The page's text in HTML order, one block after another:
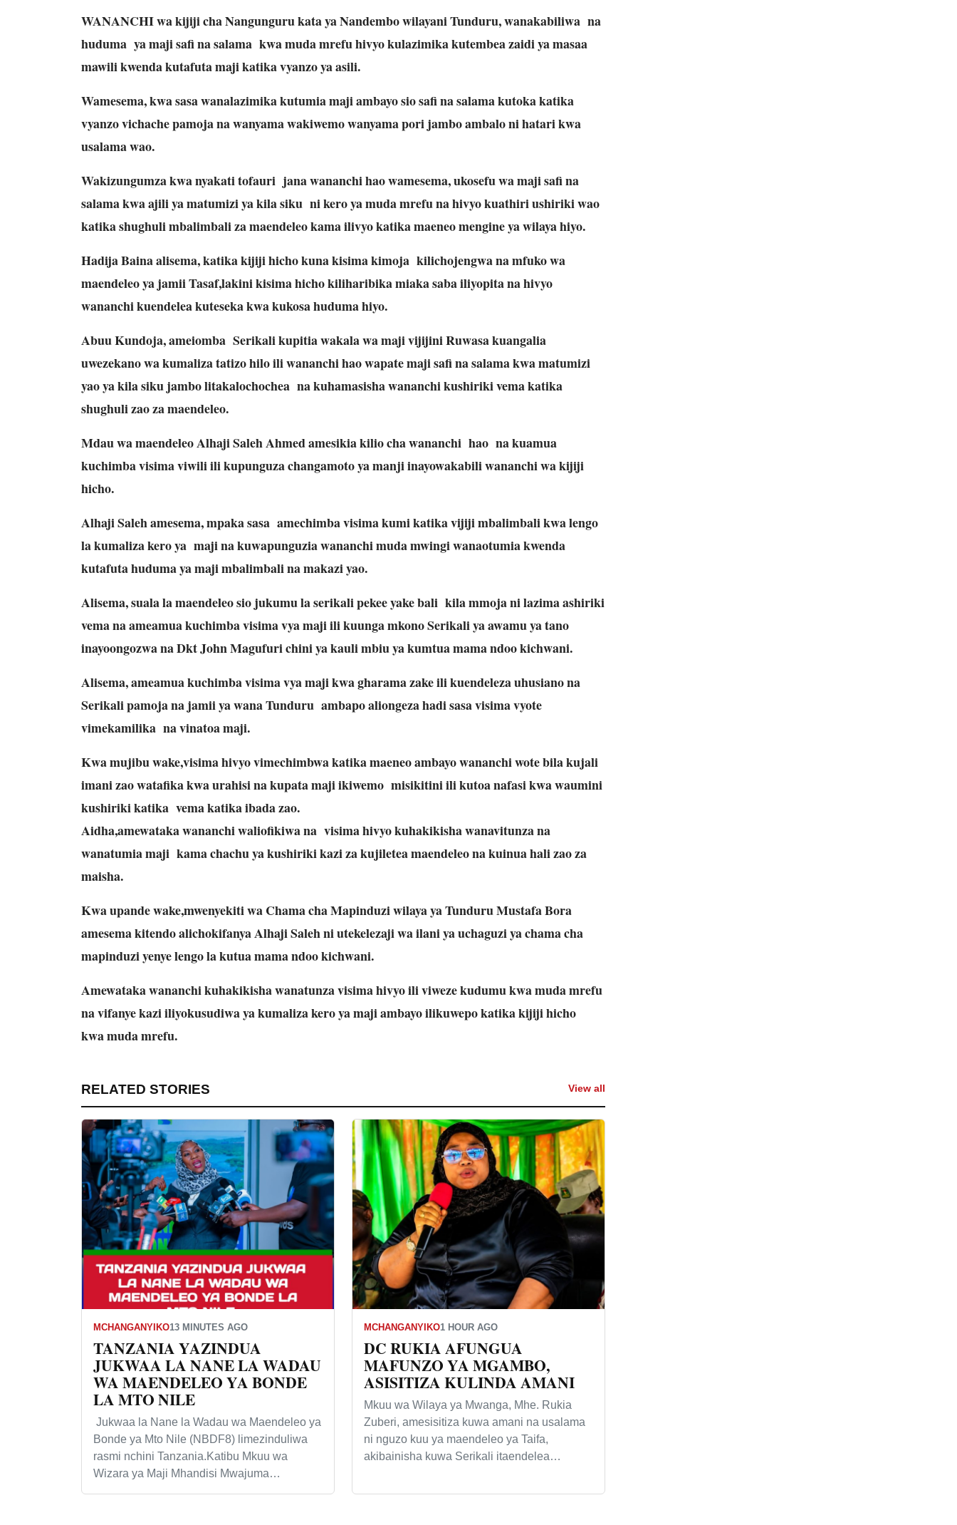
WANANCHI wa kijiji cha Nangunguru kata ya Nandembo wilayani Tunduru, wanakabiliwa na
huduma ya maji safi na salama kwa muda mrefu hivyo kulazimika kutembea zaidi ya masaa
mawili kwenda kutafuta maji katika vyanzo ya asili.
Wamesema, kwa sasa wanalazimika kutumia maji ambayo sio safi na salama kutoka katika
vyanzo vichache pamoja na wanyama wakiwemo wanyama pori jambo ambalo ni hatari kwa
usalama wao.
Wakizungumza kwa nyakati tofauri jana wananchi hao wamesema, ukosefu wa maji safi na
salama kwa ajili ya matumizi ya kila siku ni kero ya muda mrefu na hivyo kuathiri ushiriki wao
katika shughuli mbalimbali za maendeleo kama ilivyo katika maeneo mengine ya wilaya hiyo.
Hadija Baina alisema, katika kijiji hicho kuna kisima kimoja kilichojengwa na mfuko wa
maendeleo ya jamii Tasaf,lakini kisima hicho kiliharibika miaka saba iliyopita na hivyo
wananchi kuendelea kuteseka kwa kukosa huduma hiyo.
Abuu Kundoja, ameiomba Serikali kupitia wakala wa maji vijijini Ruwasa kuangalia
uwezekano wa kumaliza tatizo hilo ili wananchi hao wapate maji safi na salama kwa matumizi
yao ya kila siku jambo litakalochochea na kuhamasisha wananchi kushiriki vema katika
shughuli zao za maendeleo.
Mdau wa maendeleo Alhaji Saleh Ahmed amesikia kilio cha wananchi hao na kuamua
kuchimba visima viwili ili kupunguza changamoto ya manji inayowakabili wananchi wa kijiji
hicho.
Alhaji Saleh amesema, mpaka sasa amechimba visima kumi katika vijiji mbalimbali kwa lengo
la kumaliza kero ya maji na kuwapunguzia wananchi muda mwingi wanaotumia kwenda
kutafuta huduma ya maji mbalimbali na makazi yao.
Alisema, suala la maendeleo sio jukumu la serikali pekee yake bali kila mmoja ni lazima ashiriki
vema na ameamua kuchimba visima vya maji ili kuunga mkono Serikali ya awamu ya tano
inayoongozwa na Dkt John Magufuri chini ya kauli mbiu ya kumtua mama ndoo kichwani.
Alisema, ameamua kuchimba visima vya maji kwa gharama zake ili kuendeleza uhusiano na
Serikali pamoja na jamii ya wana Tunduru ambapo aliongeza hadi sasa visima vyote
vimekamilika na vinatoa maji.
Kwa mujibu wake,visima hivyo vimechimbwa katika maeneo ambayo wananchi wote bila kujali
imani zao watafika kwa urahisi na kupata maji ikiwemo misikitini ili kutoa nafasi kwa waumini
kushiriki katika vema katika ibada zao.
Aidha,amewataka wananchi waliofikiwa na visima hivyo kuhakikisha wanavitunza na
wanatumia maji kama chachu ya kushiriki kazi za kujiletea maendeleo na kuinua hali zao za
maisha.
Kwa upande wake,mwenyekiti wa Chama cha Mapinduzi wilaya ya Tunduru Mustafa Bora
amesema kitendo alichokifanya Alhaji Saleh ni utekelezaji wa ilani ya uchaguzi ya chama cha
mapinduzi yenye lengo la kutua mama ndoo kichwani.
Amewataka wananchi kuhakikisha wanatunza visima hivyo ili viweze kudumu kwa muda mrefu
na vifanye kazi iliyokusudiwa ya kumaliza kero ya maji ambayo ilikuwepo katika kijiji hicho
kwa muda mrefu.
RELATED STORIES View all
MCHANGANYIKO13 MINUTES AGO
TANZANIA YAZINDUA
JUKWAA LA NANE LA WADAU
WA MAENDELEO YA BONDE
LA MTO NILE
Jukwaa la Nane la Wadau wa Maendeleo ya
Bonde ya Mto Nile (NBDF8) limezinduliwa
rasmi nchini Tanzania.Katibu Mkuu wa
Wizara ya Maji Mhandisi Mwajuma…
MCHANGANYIKO1 HOUR AGO
DC RUKIA AFUNGUA
MAFUNZO YA MGAMBO,
ASISITIZA KULINDA AMANI
Mkuu wa Wilaya ya Mwanga, Mhe. Rukia
Zuberi, amesisitiza kuwa amani na usalama
ni nguzo kuu ya maendeleo ya Taifa,
akibainisha kuwa Serikali itaendelea…